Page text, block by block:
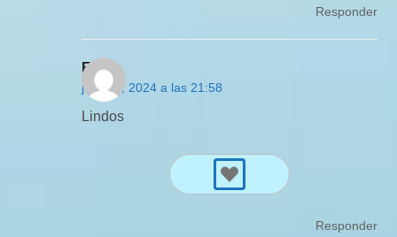
Responder
Eva
julio 19, 2024 a las 21:58
Lindos
Responder